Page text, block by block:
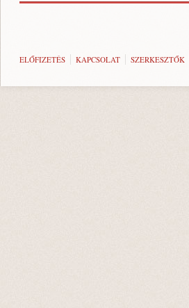
ELŐFIZETÉS KAPCSOLAT SZERKESZTŐK